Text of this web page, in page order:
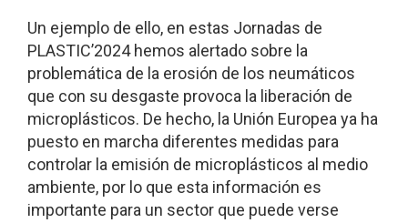
Un ejemplo de ello, en estas Jornadas de
PLASTIC’2024 hemos alertado sobre la
problemática de la erosión de los neumáticos
que con su desgaste provoca la liberación de
microplásticos. De hecho, la Unión Europea ya ha
puesto en marcha diferentes medidas para
controlar la emisión de microplásticos al medio
ambiente, por lo que esta información es
importante para un sector que puede verse